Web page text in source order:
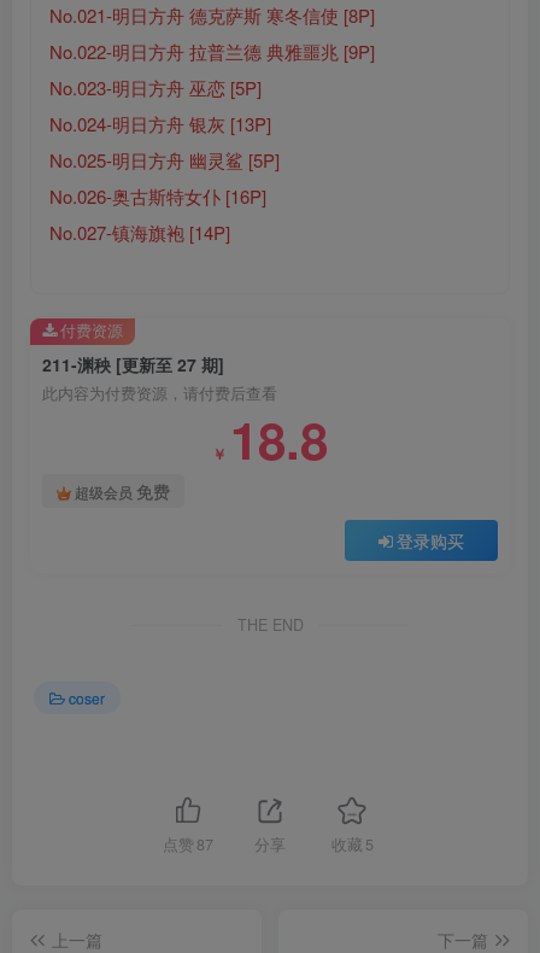
No.021-明日方舟 德克萨斯 寒冬信使 [8P]
No.022-明日方舟 拉普兰德 典雅噩兆 [9P]
No.023-明日方舟 巫恋 [5P]
No.024-明日方舟 银灰 [13P]
No.025-明日方舟 幽灵鲨 [5P]
No.026-奥古斯特女仆 [16P]
No.027-镇海旗袍 [14P]
211-渊秧 [更新至 27 期]
此内容为付费资源，请付费后查看
￥ 18.8
超级会员 免费
登录购买
付费资源
THE END
coser
点赞 87 分享 收藏 5
上一篇 下一篇